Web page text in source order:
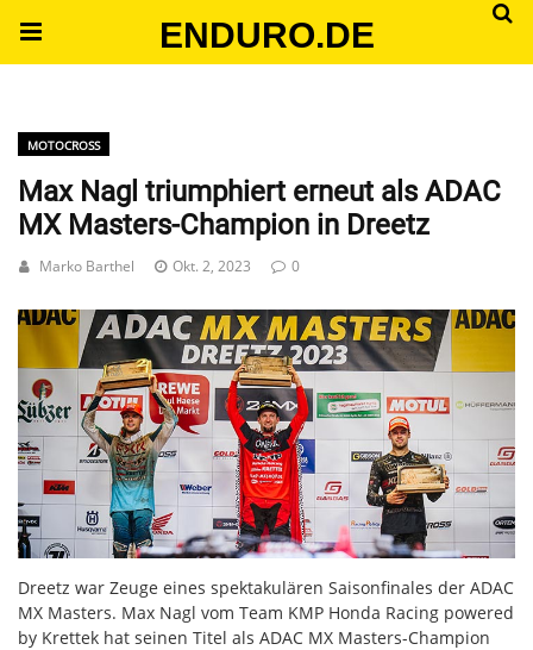
ENDURO.DE
MOTOCROSS
Max Nagl triumphiert erneut als ADAC
MX Masters-Champion in Dreetz
Marko Barthel Okt. 2, 2023 0
Dreetz war Zeuge eines spektakulären Saisonfinales der ADAC
MX Masters. Max Nagl vom Team KMP Honda Racing powered
by Krettek hat seinen Titel als ADAC MX Masters-Champion